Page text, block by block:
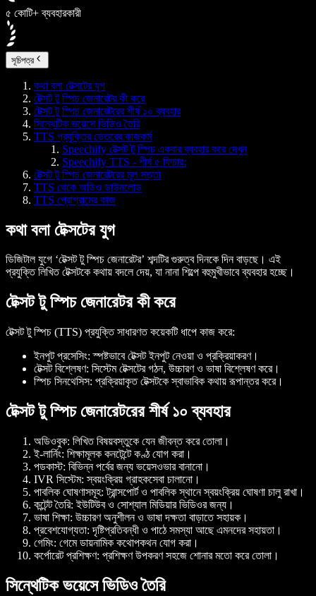
৫ কোটি+ ব্যবহারকারী
সূচিপত্র
কথা বলা টেক্সটের যুগ
টেক্সট টু স্পিচ জেনারেটর কী করে
টেক্সট টু স্পিচ জেনারেটরের শীর্ষ ১০ ব্যবহার
সিন্থেটিক ভয়েসে ভিডিও তৈরি
TTS প্রযুক্তির ভেতরের কাজকর্ম
Speechify টেক্সট টু স্পিচ একবার ব্যবহার করে দেখুন
Speechify TTS - শীর্ষ ৫ ফিচার:
টেক্সট টু স্পিচ জেনারেটরের মূল সত্তা
TTS থেকে অডিও ডাউনলোড
TTS প্রোগ্রামের কাজ
কথা বলা টেক্সটের যুগ
ডিজিটাল যুগে ‘টেক্সট টু স্পিচ জেনারেটর’ শব্দটির গুরুত্ব দিনকে দিন বাড়ছে। এই
প্রযুক্তি লিখিত টেক্সটকে কথায় বদলে দেয়, যা নানা শিল্পে বহুমুখীভাবে ব্যবহার হচ্ছে।
টেক্সট টু স্পিচ জেনারেটর কী করে
টেক্সট টু স্পিচ (TTS) প্রযুক্তি সাধারণত কয়েকটি ধাপে কাজ করে:
ইনপুট প্রসেসিং: স্পষ্টভাবে টেক্সট ইনপুট নেওয়া ও প্রক্রিয়াকরণ।
টেক্সট বিশ্লেষণ: সিস্টেম টেক্সটের গঠন, উচ্চারণ ও ভাষা বিশ্লেষণ করে।
স্পিচ সিনথেসিস: প্রক্রিয়াকৃত টেক্সটকে স্বাভাবিক কথায় রূপান্তর করে।
টেক্সট টু স্পিচ জেনারেটরের শীর্ষ ১০ ব্যবহার
অডিওবুক: লিখিত বিষয়বস্তুকে যেন জীবন্ত করে তোলা।
ই-লার্নিং: শিক্ষামূলক কনটেন্টে কণ্ঠ যোগ করা।
পডকাস্ট: বিভিন্ন পর্বের জন্য ভয়েসওভার বানানো।
IVR সিস্টেম: স্বয়ংক্রিয় গ্রাহকসেবা চালানো।
পাবলিক ঘোষণাসমূহ: ট্রান্সপোর্ট ও পাবলিক স্থানে স্বয়ংক্রিয় ঘোষণা চালু রাখা।
কন্টেন্ট তৈরি: ইউটিউব ও সোশ্যাল মিডিয়ার ভিডিওর জন্য।
ভাষা শিক্ষা: উচ্চারণ অনুশীলন ও ভাষা দক্ষতা বাড়াতে সহায়ক।
প্রবেশযোগ্যতা: দৃষ্টিপ্রতিবন্ধী ও পাঠে সমস্যা আছে এমনদের সহায়তা।
গেমিং: গেমে ডায়নামিক কথোপকথন যোগ করা।
কর্পোরেট প্রশিক্ষণ: প্রশিক্ষণ উপকরণ সহজে শোনার মতো করে তোলা।
সিন্থেটিক ভয়েসে ভিডিও তৈরি